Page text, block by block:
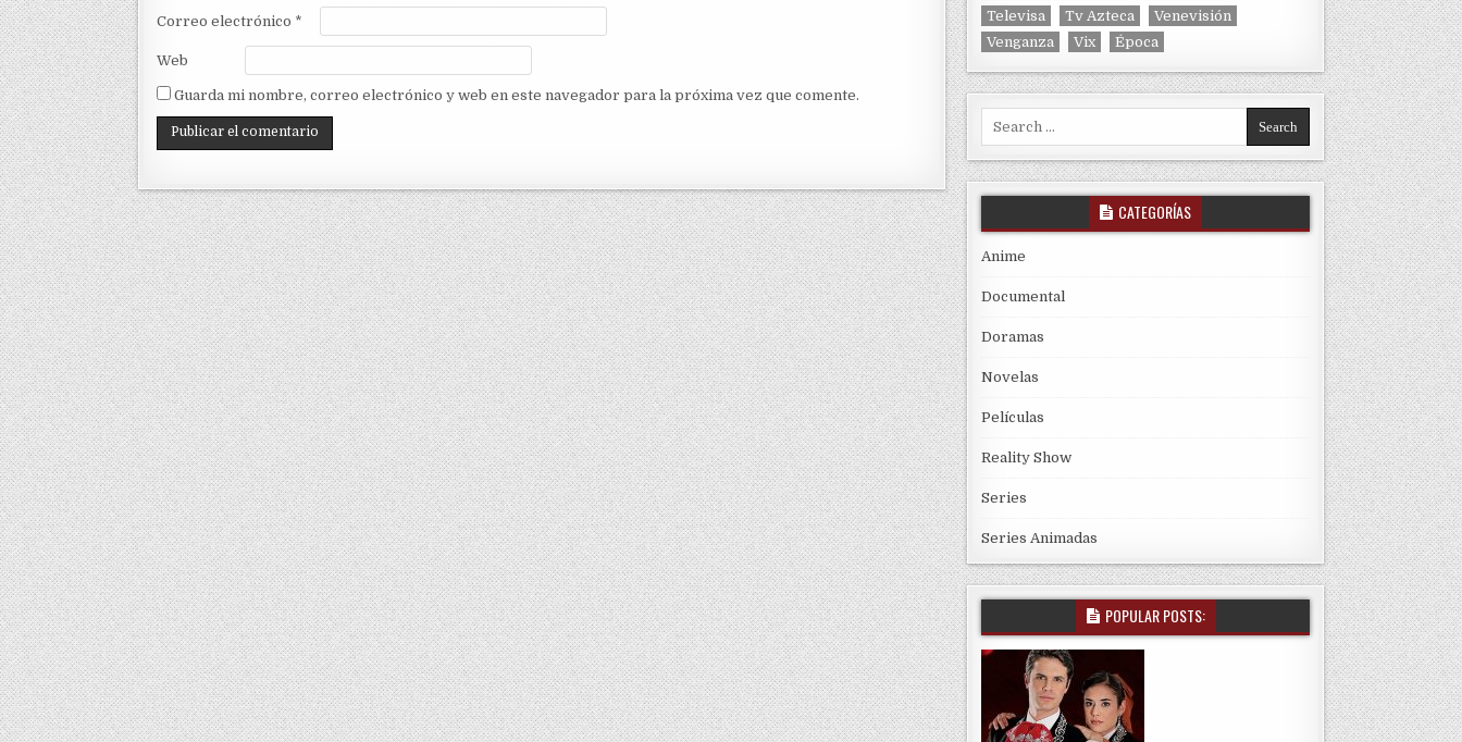
Correo electrónico *
Web
Guarda mi nombre, correo electrónico y web en este navegador para la próxima vez que comente.
Televisa
Tv Azteca
Venevisión
Venganza
Vix Época
Search for:
CATEGORÍAS
Anime
Documental
Doramas
Novelas
Películas
Reality Show
Series
Series Animadas
POPULAR POSTS: